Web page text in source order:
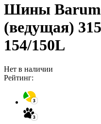
Шины Barum
(ведущая)
154/150L
Нет в наличии
Рейтинг: